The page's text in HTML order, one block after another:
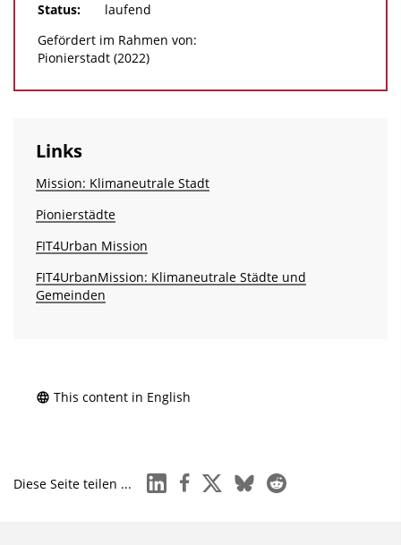
Status:
laufend
Gefördert im Rahmen von:
Pionierstadt (2022)
Links
Mission: Klimaneutrale Stadt
Pionierstädte
FIT4Urban Mission
FIT4UrbanMission: Klimaneutrale Städte und
Gemeinden
This content in English
Diese Seite teilen ... linkedinfacebook
x blueskyreddit